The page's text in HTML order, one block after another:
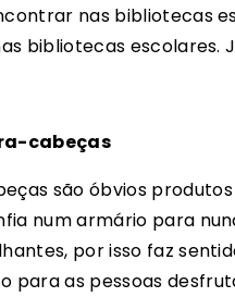
nas bibliotecas
bibliotecas escolares.
cabeças
são óbvios
num armário para
por isso faz
para as pessoas